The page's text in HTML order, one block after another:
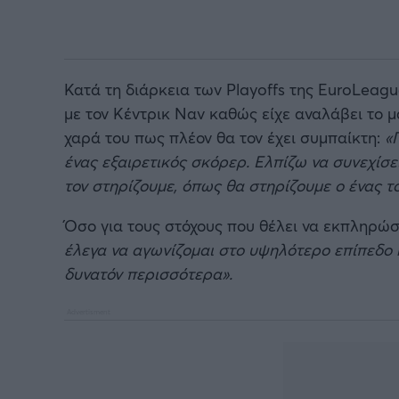
Κατά τη διάρκεια των Playoffs της
με τον Κέντρικ Ναν καθώς είχε αναλάβει
χαρά του πως πλέον θα τον έχει συμπαίκτη:
ένας εξαιρετικός σκόρερ. Ελπίζω να
τον στηρίζουμε, όπως θα στηρίζουμε ο ένας
Όσο για τους στόχους που θέλει να
έλεγα να αγωνίζομαι στο υψηλότερο
δυνατόν περισσότερα».